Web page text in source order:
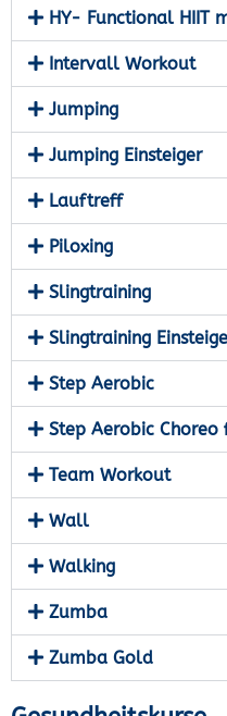
HY- Functional HIIT
Intervall Workout
Jumping
Jumping Einsteiger
Lauftreff
Piloxing
Slingtraining
Slingtraining
Step Aerobic
Step Aerobic Choreo
Team Workout
Wall
Walking
Zumba
Zumba Gold